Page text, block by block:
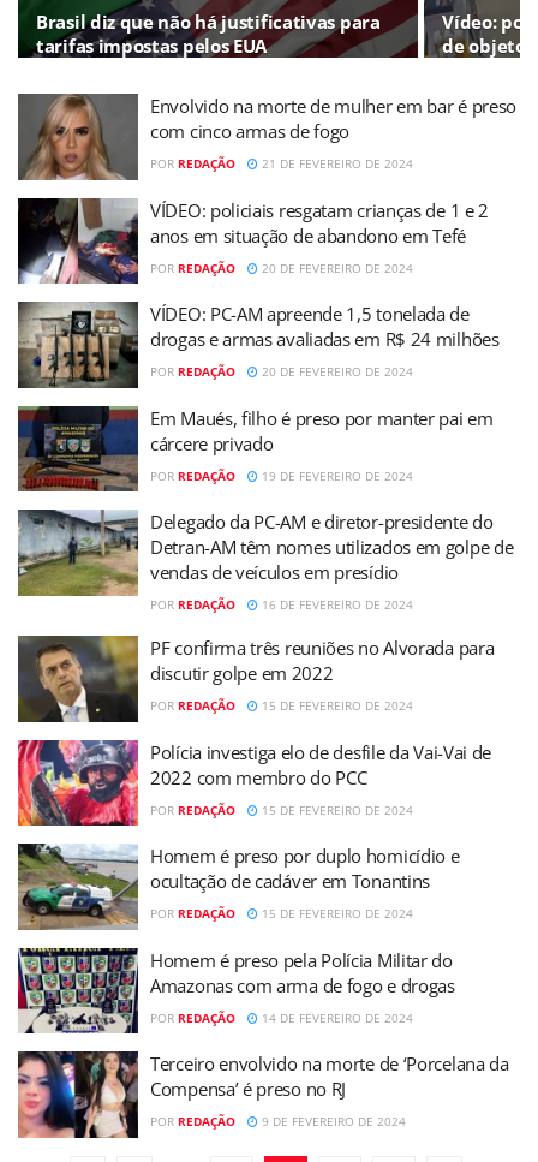
Brasil diz que não há justificativas para
tarifas impostas pelos EUA
Vídeo:
de
Envolvido na morte de mulher em bar é preso
com cinco armas de fogo
POR REDAÇÃO 21 DE FEVEREIRO DE 2024
VÍDEO: policiais resgatam crianças de 1 e 2
anos em situação de abandono em Tefé
POR REDAÇÃO 20 DE FEVEREIRO DE 2024
VÍDEO: PC-AM apreende 1,5 tonelada de
drogas e armas avaliadas em R$ 24 milhões
POR REDAÇÃO 20 DE FEVEREIRO DE 2024
Em Maués, filho é preso por manter pai em
cárcere privado
POR REDAÇÃO 19 DE FEVEREIRO DE 2024
Delegado da PC-AM e diretor-presidente do
Detran-AM têm nomes utilizados em golpe de
vendas de veículos em presídio
POR REDAÇÃO 16 DE FEVEREIRO DE 2024
PF confirma três reuniões no Alvorada para
discutir golpe em 2022
POR REDAÇÃO 15 DE FEVEREIRO DE 2024
Polícia investiga elo de desfile da Vai-Vai de
2022 com membro do PCC
POR REDAÇÃO 15 DE FEVEREIRO DE 2024
Homem é preso por duplo homicídio e
ocultação de cadáver em Tonantins
POR REDAÇÃO 15 DE FEVEREIRO DE 2024
​Homem é preso pela Polícia Militar do
Amazonas com arma de fogo e drogas
POR REDAÇÃO 14 DE FEVEREIRO DE 2024
Terceiro envolvido na morte de ‘Porcelana da
Compensa’ é preso no RJ
POR REDAÇÃO 9 DE FEVEREIRO DE 2024